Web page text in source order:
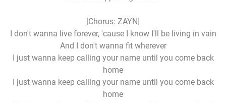
[Chorus: ZAYN]
I don't wanna live forever, 'cause I know I'll be living in vain
And I don't wanna fit wherever
I just wanna keep calling your name until you come back
home
I just wanna keep calling your name until you come back
home